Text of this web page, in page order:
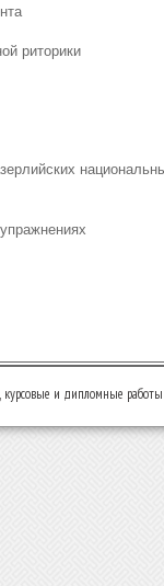
риторики
и дипломные работы